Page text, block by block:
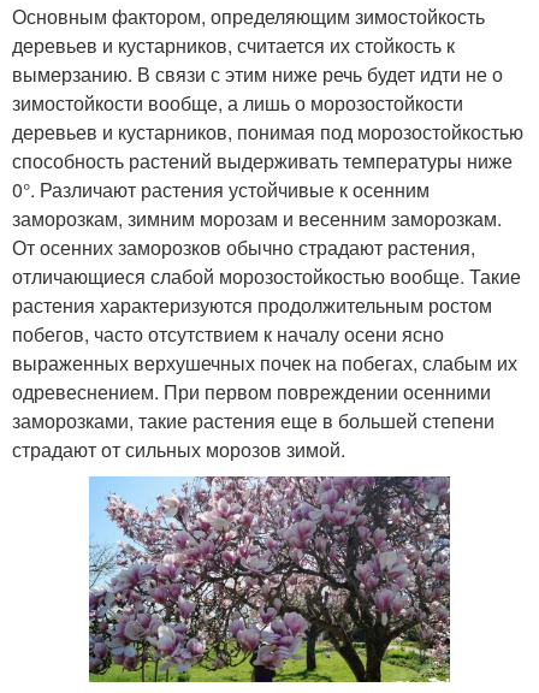
Основным фактором, определяющим зимостойкость
деревьев и кустарников, считается их стойкость к
вымерзанию. В связи с этим ниже речь будет идти не о
зимостойкости вообще, а лишь о морозостойкости
деревьев и кустарников, понимая под морозостойкостью
способность растений выдерживать температуры ниже
0°. Различают растения устойчивые к осенним
заморозкам, зимним морозам и весенним заморозкам.
От осенних заморозков обычно страдают растения,
отличающиеся слабой морозостойкостью вообще. Такие
растения характеризуются продолжительным ростом
побегов, часто отсутствием к началу осени ясно
выраженных верхушечных почек на побегах, слабым их
одревеснением. При первом повреждении осенними
заморозками, такие растения еще в большей степени
страдают от сильных морозов зимой.